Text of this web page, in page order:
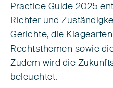
Practice Guide 2025
Richter und
Gerichte, die
Rechtsthemen sowie
Zudem wird die
beleuchtet.